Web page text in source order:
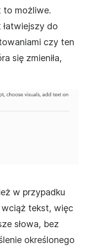
to możliwe.
do
czy ten
się zmieniła,
w przypadku
wciąż tekst, więc
słowa, bez
określonego